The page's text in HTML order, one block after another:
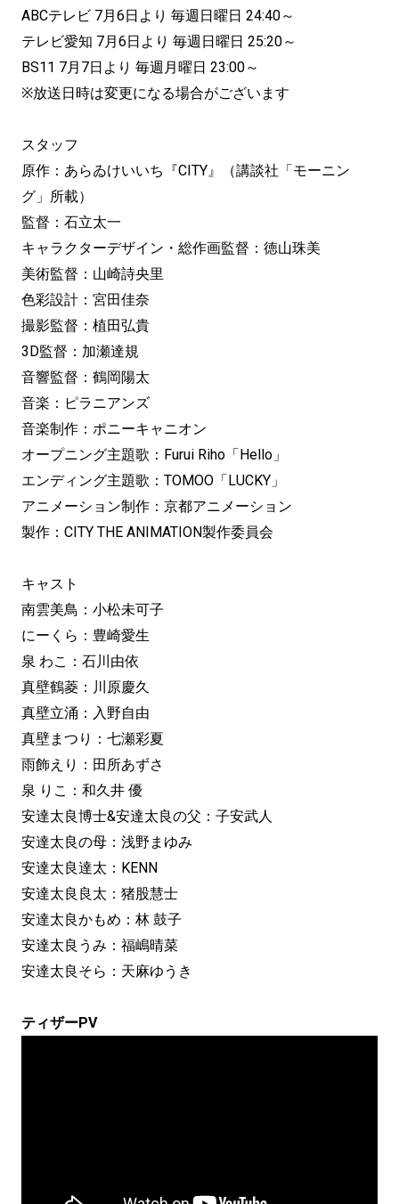
ABCテレビ 7月6日より 毎週日曜日 24:40～
テレビ愛知 7月6日より 毎週日曜日 25:20～
BS11 7月7日より 毎週月曜日 23:00～
※放送日時は変更になる場合がございます
スタッフ
原作：あらゐけいいち『CITY』（講談社「モーニン
グ」所載）
監督：石立太一
キャラクターデザイン・総作画監督：徳山珠美
美術監督：山崎詩央里
色彩設計：宮田佳奈
撮影監督：植田弘貴
3D監督：加瀬達規
音響監督：鶴岡陽太
音楽：ピラニアンズ
音楽制作：ポニーキャニオン
オープニング主題歌：Furui Riho「Hello」
エンディング主題歌：TOMOO「LUCKY」
アニメーション制作：京都アニメーション
製作：CITY THE ANIMATION製作委員会
キャスト
南雲美鳥：小松未可子
にーくら：豊崎愛生
泉 わこ：石川由依
真壁鶴菱：川原慶久
真壁立涌：入野自由
真壁まつり：七瀬彩夏
雨飾えり：田所あずさ
泉 りこ：和久井 優
安達太良博士&安達太良の父：子安武人
安達太良の母：浅野まゆみ
安達太良達太：KENN
安達太良良太：猪股慧士
安達太良かもめ：林 鼓子
安達太良うみ：福嶋晴菜
安達太良そら：天麻ゆうき
ティザーPV